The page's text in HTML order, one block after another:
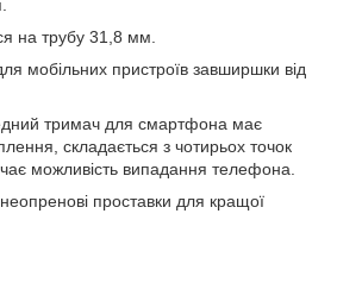
на трубу 31,8 мм.
мобільних пристроїв завширшки від
тримач для смартфона має
складається з чотирьох точок
можливість випадання телефона.
проставки для кращої